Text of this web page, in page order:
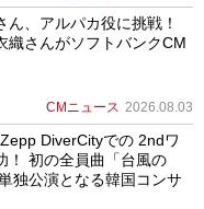
ん、アルパカ役に挑戦！
織さんがソフトバンクCM
CMニュース 2026.08.03
DiverCityでの 2ndワ
！ 初の全員曲「台風の
独公演となる韓国コンサ